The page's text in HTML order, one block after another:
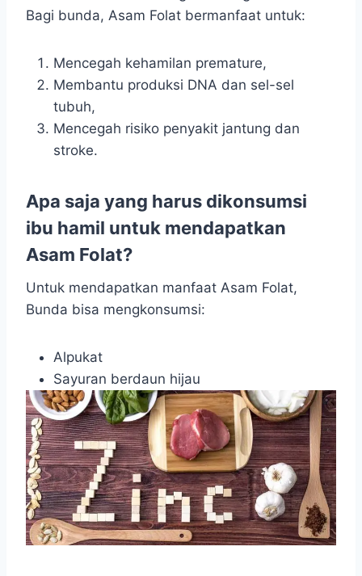
Bagi bunda, Asam Folat bermanfaat untuk:
Mencegah kehamilan premature,
Membantu produksi DNA dan sel-sel
tubuh,
Mencegah risiko penyakit jantung dan
stroke.
Apa saja yang harus dikonsumsi
ibu hamil untuk mendapatkan
Asam Folat?
Untuk mendapatkan manfaat Asam Folat,
Bunda bisa mengkonsumsi:
Alpukat
Sayuran berdaun hijau